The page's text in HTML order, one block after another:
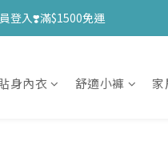
登入❣️滿$1500免運
身內衣 舒適小褲 家